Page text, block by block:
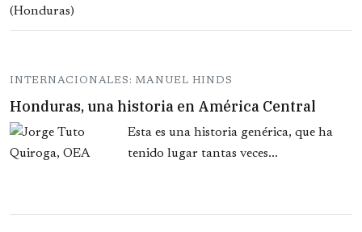
INTERNACIONALES: MANUEL HINDS
Honduras, una historia en América Central
Esta es una historia genérica, que ha
tenido lugar tantas veces...